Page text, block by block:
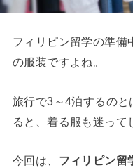
フィリピン留学の準備
の服装ですよね。
旅行で3～4泊するの
ると、着る服も迷って
今回は、 フィリピン留